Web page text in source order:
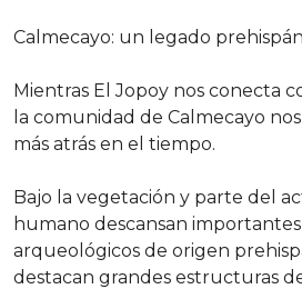
Calmecayo: un legado
Mientras El Jopoy nos conecta
la comunidad de Calmecayo
más atrás en el tiempo.
Bajo la vegetación y parte del
humano descansan
arqueológicos de origen
destacan grandes estructuras